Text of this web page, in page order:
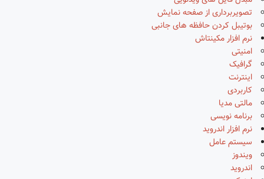
تصویربرداری از صفحه نمایش
بوتیبل کردن حافظه های جانبی
نرم افزار مکینتاش
امنیتی
گرافیک
اینترنت
کاربردی
مالتی مدیا
برنامه نویسی
نرم افزار اندروید
سیستم عامل
ویندوز
اندروید